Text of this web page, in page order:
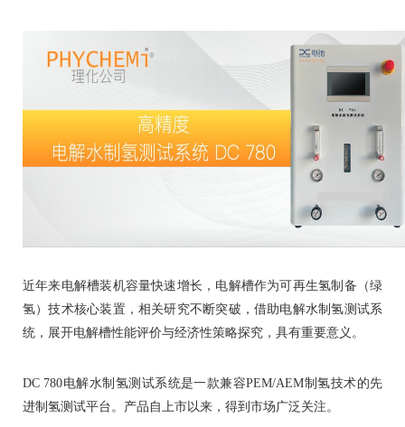
近年来电解槽装机容量快速增长，电解槽作为可再生氢制备（绿
氢）技术核心装置，相关研究不断突破，借助电解水制氢测试系
统，展开电解槽性能评价与经济性策略探究，具有重要意义。
DC 780电解水制氢测试系统是一款兼容PEM/AEM制氢技术的先
进制氢测试平台。产品自上市以来，得到市场广泛关注。